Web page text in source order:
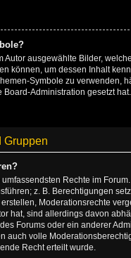
Autor ausgewählte Bilder,
können, um dessen Inhalt
Symbole zu verwenden,
Board-Administration gesetzt hat.
Gruppen
Rechte im
z. B. Berechtigungen
Moderationsrechte
hat, sind allerdings davon
Forums oder ein anderer
auch volle
Recht erteilt wurde.